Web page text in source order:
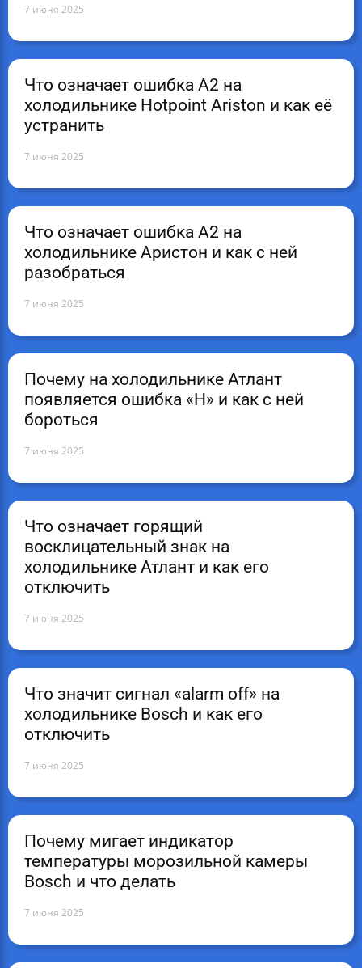
7 июня 2025
Что означает ошибка А2 на
холодильнике Hotpoint Ariston и как её
устранить
7 июня 2025
Что означает ошибка А2 на
холодильнике Аристон и как с ней
разобраться
7 июня 2025
Почему на холодильнике Атлант
появляется ошибка «Н» и как с ней
бороться
7 июня 2025
Что означает горящий
восклицательный знак на
холодильнике Атлант и как его
отключить
7 июня 2025
Что значит сигнал «alarm off» на
холодильнике Bosch и как его
отключить
7 июня 2025
Почему мигает индикатор
температуры морозильной камеры
Bosch и что делать
7 июня 2025